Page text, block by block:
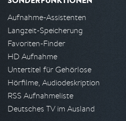
Aufnahme-Assistenten
Langzeit-Speicherung
Favoriten-Finder
HD Aufnahme
Untertitel für Gehörlose
Hörfilme, Audiodeskription
RSS Aufnahmeliste
Deutsches TV im Ausland